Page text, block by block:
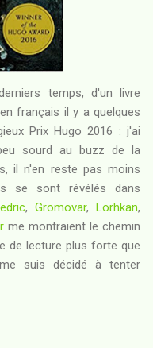
temps, d'un livre
français il y a quelques
Prix Hugo 2016 : j'ai
sourd au buzz de la
il n'en reste pas moins
se sont révélés dans
, Gromovar,Lorhkan,
me montraient le chemin
de lecture plus forte que
suis décidé à tenter